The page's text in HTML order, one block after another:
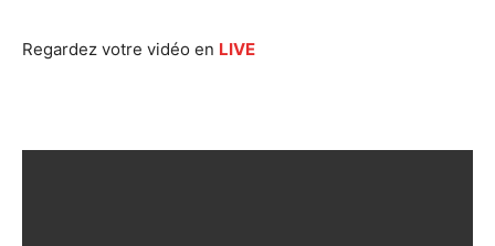
Regardez votre vidéo en LIVE